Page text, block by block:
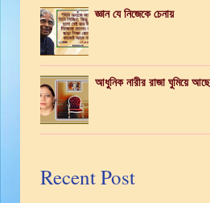
জ্ঞান যে নিজেকে চেনায়
আধুনিক নারীর রাজা ঘুমিয়ে
Recent Post